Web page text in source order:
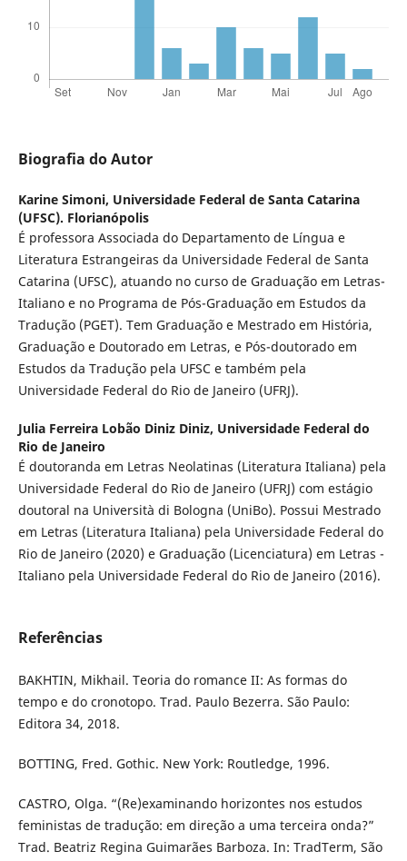
Biografia do Autor
Karine Simoni, Universidade Federal de Santa Catarina
(UFSC). Florianópolis
É professora Associada do Departamento de Língua e
Literatura Estrangeiras da Universidade Federal de Santa
Catarina (UFSC), atuando no curso de Graduação em Letras-
Italiano e no Programa de Pós-Graduação em Estudos da
Tradução (PGET). Tem Graduação e Mestrado em História,
Graduação e Doutorado em Letras, e Pós-doutorado em
Estudos da Tradução pela UFSC e também pela
Universidade Federal do Rio de Janeiro (UFRJ).
Julia Ferreira Lobão Diniz Diniz, Universidade Federal do
Rio de Janeiro
É doutoranda em Letras Neolatinas (Literatura Italiana) pela
Universidade Federal do Rio de Janeiro (UFRJ) com estágio
doutoral na Università di Bologna (UniBo). Possui Mestrado
em Letras (Literatura Italiana) pela Universidade Federal do
Rio de Janeiro (2020) e Graduação (Licenciatura) em Letras -
Italiano pela Universidade Federal do Rio de Janeiro (2016).
Referências
BAKHTIN, Mikhail. Teoria do romance II: As formas do
tempo e do cronotopo. Trad. Paulo Bezerra. São Paulo:
Editora 34, 2018.
BOTTING, Fred. Gothic. New York: Routledge, 1996.
CASTRO, Olga. “(Re)examinando horizontes nos estudos
feministas de tradução: em direção a uma terceira onda?”
Trad. Beatriz Regina Guimarães Barboza. In: TradTerm, São